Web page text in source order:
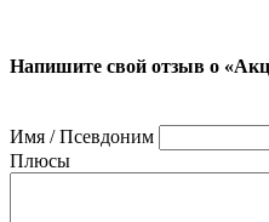
Напишите свой отзыв о
Имя / Псевдоним
Плюсы